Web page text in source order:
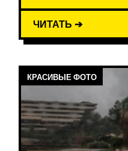
ЧИТАТЬ ➔
КРАСИВЫЕ ФОТО